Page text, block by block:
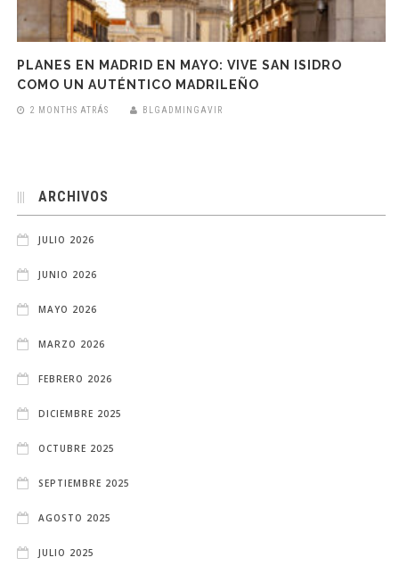
PLANES EN MADRID EN MAYO: VIVE SAN ISIDRO
COMO UN AUTÉNTICO MADRILEÑO
2 MONTHS ATRÁS BLGADMINGAVIR
ARCHIVOS
JULIO 2026
JUNIO 2026
MAYO 2026
MARZO 2026
FEBRERO 2026
DICIEMBRE 2025
OCTUBRE 2025
SEPTIEMBRE 2025
AGOSTO 2025
JULIO 2025